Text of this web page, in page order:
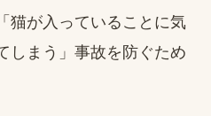
猫が入っていることに気
しまう」事故を防ぐため